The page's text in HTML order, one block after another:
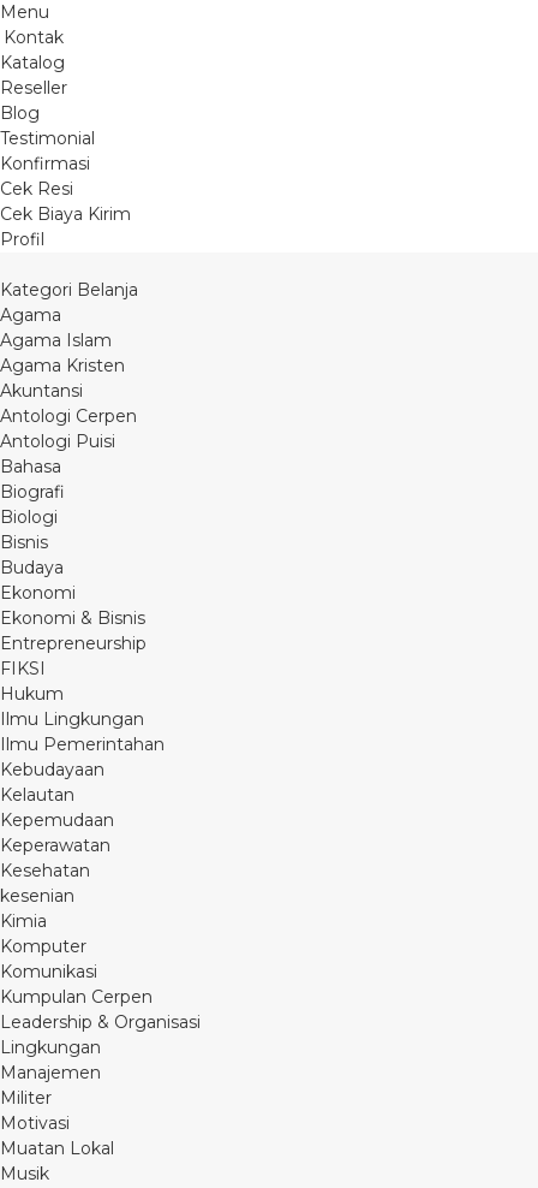
Menu
Kontak
Katalog
Reseller
Blog
Testimonial
Konfirmasi
Cek Resi
Cek Biaya Kirim
Profil
Kategori Belanja
Agama
Agama Islam
Agama Kristen
Akuntansi
Antologi Cerpen
Antologi Puisi
Bahasa
Biografi
Biologi
Bisnis
Budaya
Ekonomi
Ekonomi & Bisnis
Entrepreneurship
FIKSI
Hukum
Ilmu Lingkungan
Ilmu Pemerintahan
Kebudayaan
Kelautan
Kepemudaan
Keperawatan
Kesehatan
kesenian
Kimia
Komputer
Komunikasi
Kumpulan Cerpen
Leadership & Organisasi
Lingkungan
Manajemen
Militer
Motivasi
Muatan Lokal
Musik